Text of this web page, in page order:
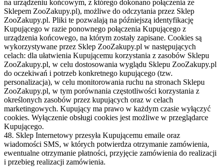
na urządzeniu końcowym, z którego dokonano połączenia ze
Sklepem ZooZakupy.pl), możliwe do odczytania przez Sklep
ZooZakupy.pl. Pliki te pozwalają na późniejszą identyfikację
Kupującego w razie ponownego połączenia Kupującego z
urządzenia końcowego, na którym zostały zapisane. Cookies są
wykorzystywane przez Sklep ZooZakupy.pl w następujących
celach: dla ułatwienia Kupującemu korzystania z zasobów Sklepu
ZooZakupy.pl, w celu dostosowania wyglądu Sklepu ZooZakupy.pl
do oczekiwań i potrzeb konkretnego kupującego (tzw.
personalizacja), w celu monitorowania ruchu na stronach Sklepu
ZooZakupy.pl, w tym porównania częstotliwości korzystania z
określonych zasobów przez kupujących oraz w celach
marketingowych. Kupujący ma prawo w każdym czasie wyłączyć
cookies. Wyłączenie obsługi cookies jest możliwe w przeglądarce
Kupującego.
48. Sklep Internetowy przesyła Kupującemu emaile oraz
wiadomości SMS, w których potwierdza otrzymanie zamówienia,
ewentualne otrzymanie płatności, przyjęcie zamówienia do realizacji
i przebieg realizacji zamówienia.